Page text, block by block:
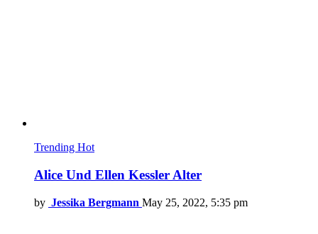
Trending Hot
Alice Und Ellen Kessler Alter
by Jessika Bergmann May 25, 2022, 5:35 pm